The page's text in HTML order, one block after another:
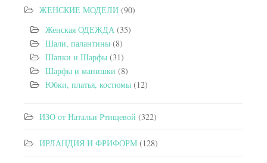
ЖЕНСКИЕ МОДЕЛИ (90)
Женская ОДЕЖДА (35)
Шали, палантины (8)
Шапки и Шарфы (31)
Шарфы и манишки (8)
Юбки, платья, костюмы (12)
ИЗО от Натальи Ртищевой (322)
ИРЛАНДИЯ И ФРИФОРМ (128)